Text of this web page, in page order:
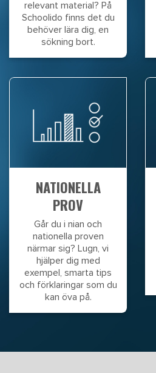
relevant material? På
Schoolido finns det du
behöver lära dig, en
sökning bort.
NATIONELLA
PROV
Går du i nian och
nationella proven
närmar sig? Lugn, vi
hjälper dig med
exempel, smarta tips
och förklaringar som du
kan öva på.